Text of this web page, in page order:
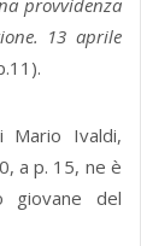
provvidenza
13 aprile
Mario Ivaldi,
a p. 15, ne è
giovane del